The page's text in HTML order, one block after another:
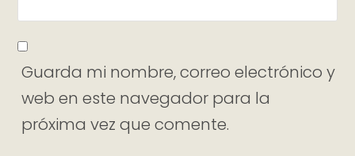
Guarda mi nombre, correo electrónico y
web en este navegador para la
próxima vez que comente.